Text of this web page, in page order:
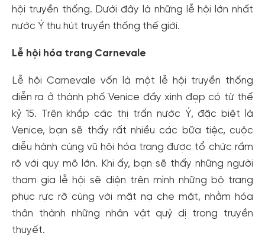
hội truyền thống. Dưới đây là những lễ hội lớn nhất
nước Ý thu hút truyền thống thế giới.
Lễ hội hóa trang Carnevale
Lễ hội Carnevale vốn là một lễ hội truyền thống
diễn ra ở thành phố Venice đầy xinh đẹp có từ thế
kỷ 15. Trên khắp các thị trấn nước Ý, đặc biệt là
Venice, bạn sẽ thấy rất nhiều các bữa tiệc, cuộc
diễu hành cùng vũ hội hóa trang được tổ chức rầm
rộ với quy mô lớn. Khi ấy, bạn sẽ thấy những người
tham gia lễ hội sẽ diện trên mình những bộ trang
phục rực rỡ cùng với mặt nạ che mặt, nhằm hóa
thân thành những nhân vật quỷ dị trong truyền
thuyết.